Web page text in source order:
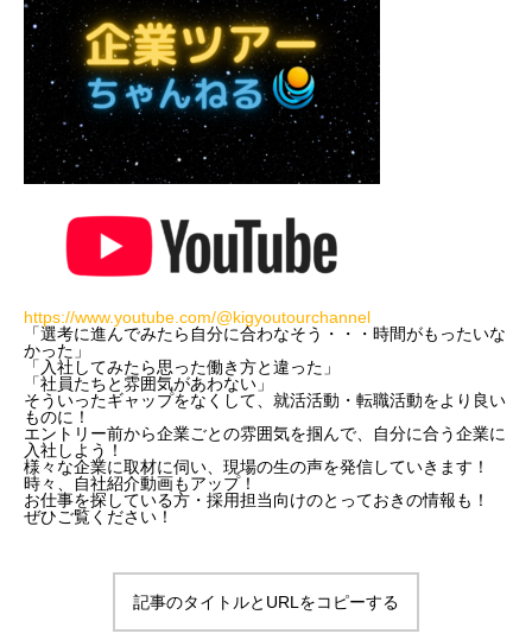
https://www.youtube.com/@kigyoutourchannel
「選考に進んでみたら自分に合わなそう・・・時間がもったいな
かった」
「入社してみたら思った働き方と違った」
「社員たちと雰囲気があわない」
そういったギャップをなくして、就活活動・転職活動をより良い
ものに！
エントリー前から企業ごとの雰囲気を掴んで、自分に合う企業に
入社しよう！
様々な企業に取材に伺い、現場の生の声を発信していきます！
時々、自社紹介動画もアップ！
お仕事を探している方・採用担当向けのとっておきの情報も！
ぜひご覧ください！
記事のタイトルとURLをコピーする